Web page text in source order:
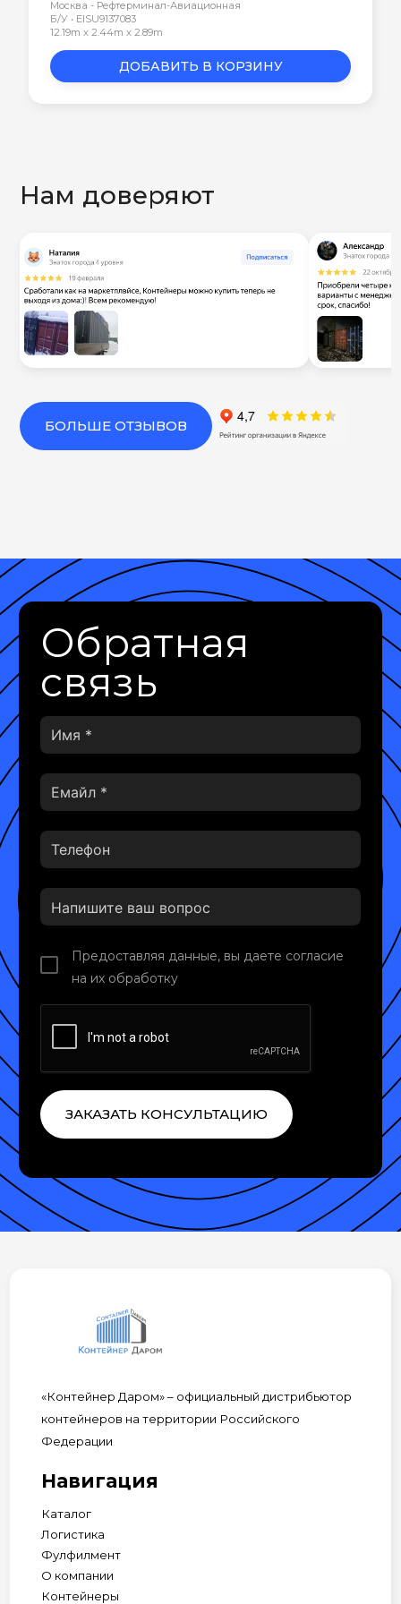
Москва - Рефтерминал-Авиационная
Б/У • EISU9137083
12.19m x 2.44m x 2.89m
ДОБАВИТЬ В КОРЗИНУ
Нам доверяют
БОЛЬШЕ ОТЗЫВОВ
Обратная
связь
Предоставляя данные, вы даете согласие
на их обработку
ЗАКАЗАТЬ КОНСУЛЬТАЦИЮ
«Контейнер Даром» – официальный дистрибьютор
контейнеров на территории Российского
Федерации
Навигация
Каталог
Логистика
Фулфилмент
О компании
Контейнеры